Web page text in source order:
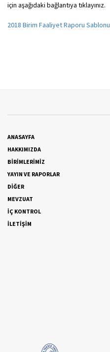
için aşağıdaki bağlantıya tıklayınız.
2018 Birim Faaliyet Raporu Sablonu
ANASAYFA
HAKKIMIZDA
BİRİMLERİMİZ
YAYIN VE RAPORLAR
DİĞER
MEVZUAT
İÇ KONTROL
İLETİŞİM